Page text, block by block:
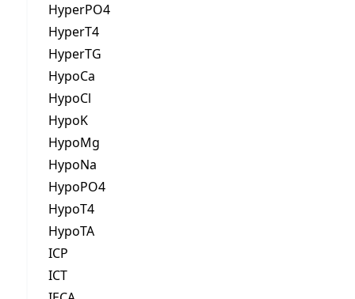
HyperPO4
HyperT4
HyperTG
HypoCa
HypoCl
HypoK
HypoMg
HypoNa
HypoPO4
HypoT4
HypoTA
ICP
ICT